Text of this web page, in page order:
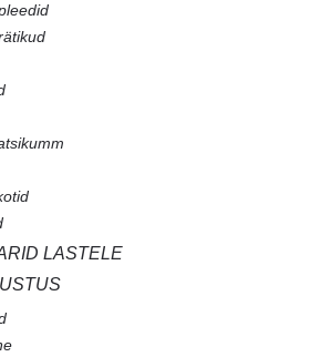
LASTELE